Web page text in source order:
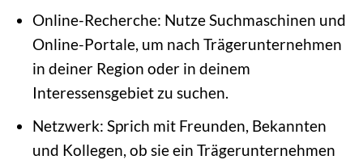
Online-Recherche: Nutze Suchmaschinen und
Online-Portale, um nach Trägerunternehmen
in deiner Region oder in deinem
Interessensgebiet zu suchen.
Netzwerk: Sprich mit Freunden, Bekannten
und Kollegen, ob sie ein Trägerunternehmen